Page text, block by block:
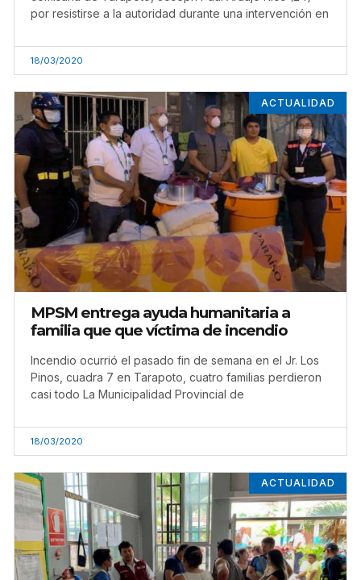
por resistirse a la autoridad durante una intervención en
18/03/2020
ACTUALIDAD
MPSM entrega ayuda humanitaria a
familia que que víctima de incendio
Incendio ocurrió el pasado fin de semana en el Jr. Los
Pinos, cuadra 7 en Tarapoto, cuatro familias perdieron
casi todo La Municipalidad Provincial de
18/03/2020
ACTUALIDAD